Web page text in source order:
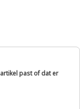
past of dat er